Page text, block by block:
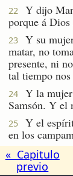
22
Y dijo
porque á
23
Y su
matar, no
presente, ni
tal tiempo
24
Y la
Samsón. Y el
25
Y el
en los
« Capitulo
previo